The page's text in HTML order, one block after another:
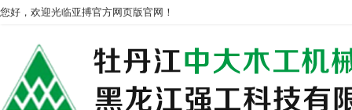
您好，欢迎光临亚搏官方网页版官网！